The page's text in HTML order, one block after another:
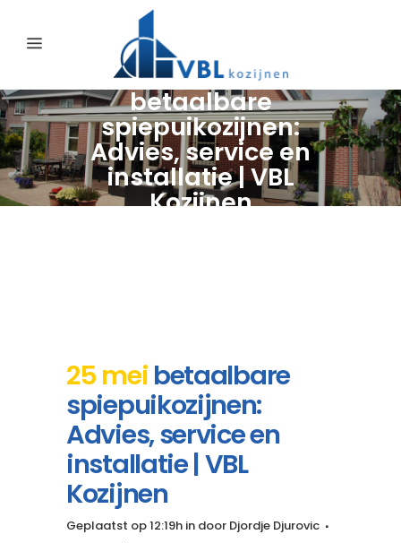
betaalbare
spiepuikozijnen:
Advies, service en
installatie | VBL
Kozijnen
25 mei betaalbare
spiepuikozijnen:
Advies, service en
installatie | VBL
Kozijnen
Geplaatst op 12:19h in door Djordje Djurovic